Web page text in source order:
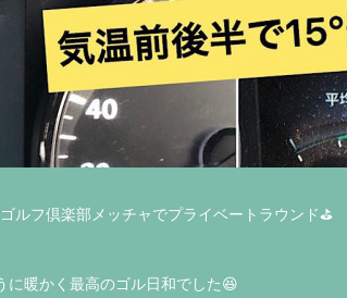
ルフ倶楽部メッチャでプライベートラウンド⛳️
に暖かく最高のゴル日和でした😆